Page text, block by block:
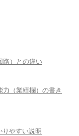
路）との違い
（業績欄）の書き
やすい説明